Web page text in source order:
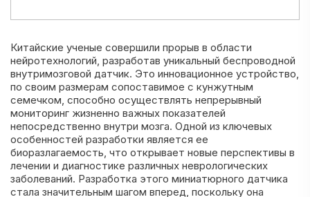
Китайские ученые совершили прорыв в области
нейротехнологий, разработав уникальный беспроводной
внутримозговой датчик. Это инновационное устройство,
по своим размерам сопоставимое с кунжутным
семечком, способно осуществлять непрерывный
мониторинг жизненно важных показателей
непосредственно внутри мозга. Одной из ключевых
особенностей разработки является ее
биоразлагаемость, что открывает новые перспективы в
лечении и диагностике различных неврологических
заболеваний. Разработка этого миниатюрного датчика
стала значительным шагом вперед, поскольку она